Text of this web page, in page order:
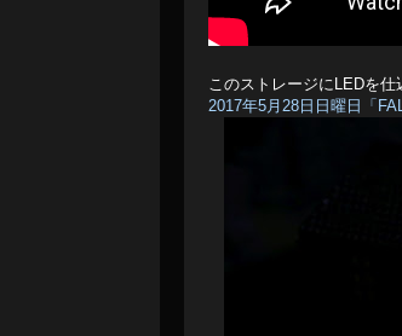
このストレージにLEDを仕
2017年5月28日日曜日「